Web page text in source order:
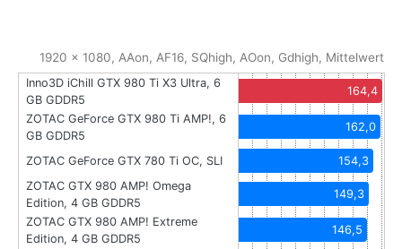
1920 x 1080, AAon, AF16, SQhigh, AOon, Gdhigh, Mittelwert
Inno3D iChill GTX 980 Ti X3 Ultra, 6
GB GDDR5
164,4
ZOTAC GeForce GTX 980 Ti AMP!, 6
GB GDDR5
162,0
ZOTAC GeForce GTX 780 Ti OC, SLI
154,3
ZOTAC GTX 980 AMP! Omega
Edition, 4 GB GDDR5
149,3
ZOTAC GTX 980 AMP! Extreme
Edition, 4 GB GDDR5
146,5